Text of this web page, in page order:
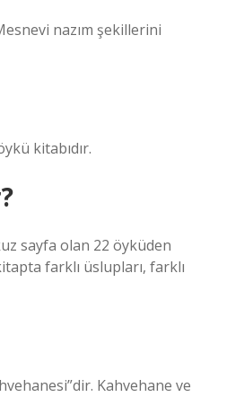
nazım şekillerini
kitabıdır.
sayfa olan 22 öyküden
farklı üslupları, farklı
Kahvehane ve